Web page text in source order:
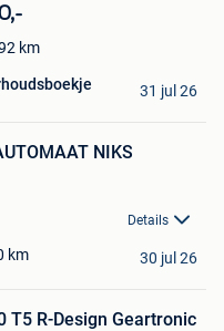
km
31 jul 26
NIKS
Details
km 30 jul 26
T5 R-Design Geartronic